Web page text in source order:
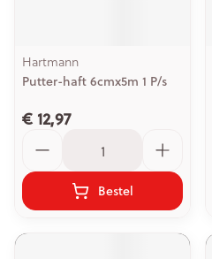
Hartmann
Putter-haft 6cmx5m 1 P/s
€ 12,97
Bestel